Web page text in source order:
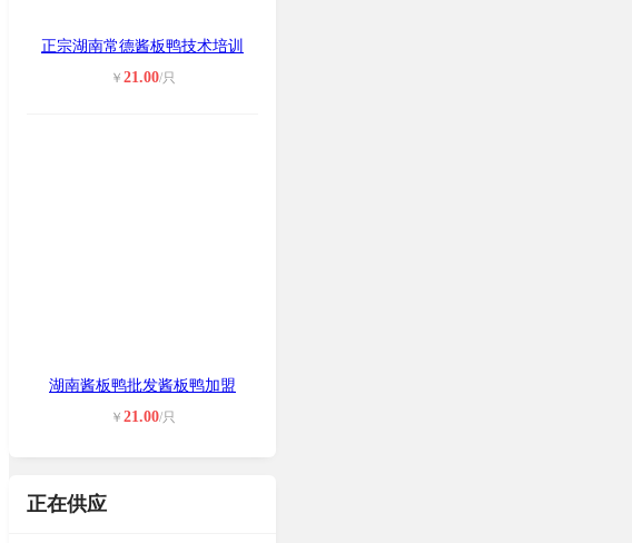
正宗湖南常德酱板鸭技术培训
￥ 21.00/只
湖南酱板鸭批发酱板鸭加盟
￥ 21.00/只
正在供应